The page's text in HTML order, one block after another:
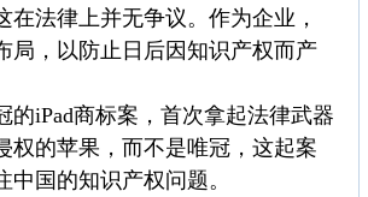
在法律上并无争议。作为企业，
局，以防止日后因知识产权而产
的iPad商标案，首次拿起法律武器
权的苹果，而不是唯冠，这起案
中国的知识产权问题。